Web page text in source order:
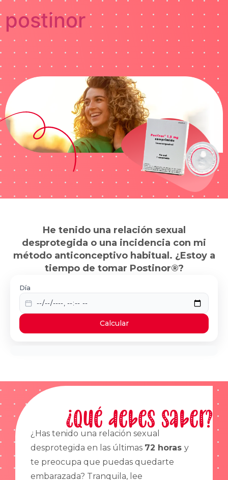
postinor
He tenido una relación sexual
desprotegida o una incidencia con mi
método anticonceptivo habitual. ¿Estoy a
tiempo de tomar Postinor®?
Día
Calcular
¿Qué debes saber?
¿Has tenido una relación sexual
desprotegida en las últimas 72 horas y
te preocupa que puedas quedarte
embarazada? Tranquila, lee